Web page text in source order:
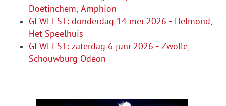
Doetinchem, Amphion
GEWEEST: donderdag 14 mei 2026 - Helmond,
Het Speelhuis
GEWEEST: zaterdag 6 juni 2026 - Zwolle,
Schouwburg Odeon